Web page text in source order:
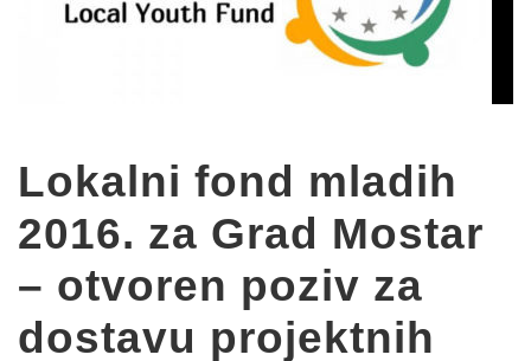
Lokalni fond mladih
2016. za Grad Mostar
– otvoren poziv za
dostavu projektnih